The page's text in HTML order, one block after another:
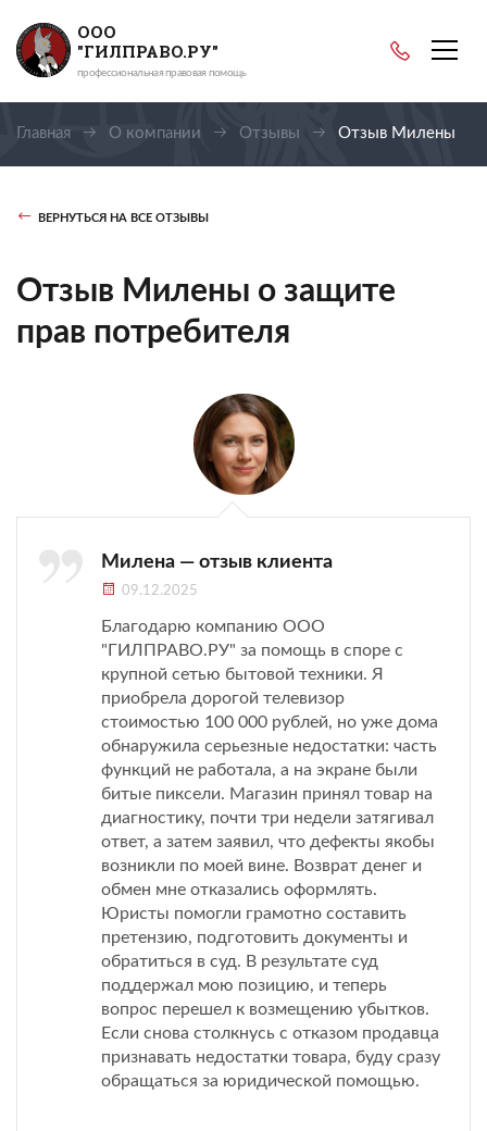
ООО
"ГИЛПРАВО.РУ"
профессиональная правовая помощь
Главная О компании Отзывы Отзыв Милены
ВЕРНУТЬСЯ НА ВСЕ ОТЗЫВЫ
Отзыв Милены о защите
прав потребителя
Милена — отзыв клиента
09.12.2025
Благодарю компанию ООО
"ГИЛПРАВО.РУ" за помощь в споре с
крупной сетью бытовой техники. Я
приобрела дорогой телевизор
стоимостью 100 000 рублей, но уже дома
обнаружила серьезные недостатки: часть
функций не работала, а на экране были
битые пиксели. Магазин принял товар на
диагностику, почти три недели затягивал
ответ, а затем заявил, что дефекты якобы
возникли по моей вине. Возврат денег и
обмен мне отказались оформлять.
Юристы помогли грамотно составить
претензию, подготовить документы и
обратиться в суд. В результате суд
поддержал мою позицию, и теперь
вопрос перешел к возмещению убытков.
Если снова столкнусь с отказом продавца
признавать недостатки товара, буду сразу
обращаться за юридической помощью.